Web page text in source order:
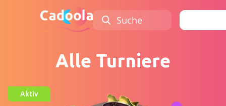
Suche
Alle Turniere
Aktiv